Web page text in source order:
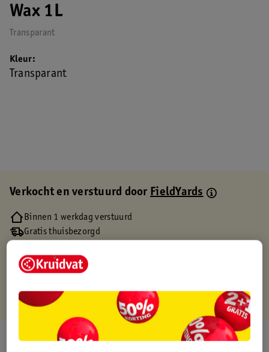
Wax 1L
Transparant
Kleur
Transparant
Verkocht en verstuurd doorFieldYards
Binnen 1 werkdag verstuurd
Gratis thuisbezorgd
Gratis punten met je Kruidvat kaart
Over dit product